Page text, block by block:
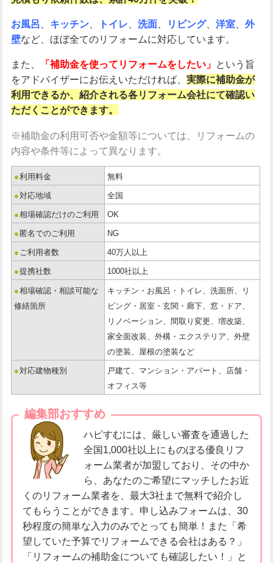
お風呂 キッチン、 トイレ 洗面、 リビング、 洋室、 外
壁など、ほぼ全てのリフォームに対応しています。
また、 「補助金を使ってリフォームをしたい」 という旨
をアドバイザーにお伝えいただければ、 実際に補助金が
利用できるか、紹介される各リフォーム会社にて確認い
ただくことができます。
※補助金の利用可否や金額等については、リフォームの
内容や条件等によって異なります。
●利用料金 無料
●対応地域 全国
●相場確認だけのご利用 OK
● 匿名でのご利用 NG
● ご利用者数 40万人以上
●提携社数 1000社以上
●相場確認・相談可能な
修繕箇所
キッチン・お風呂・トイレ、洗面所、リ
ビング・居室・玄関・廊下、窓・ドア、
リノベーション、間取り変更、増改築、
家全面改装、外構・エクステリア、外壁
の塗装、屋根の塗装など
●対応建物種別
戸建て、マンション・アパート、店舗・
オフィス等
編集部おすすめ
ハピすむには、厳しい審査を通過した
全国1,000社以上にものぼる優良リフ
ォーム業者が加盟しており、その中か
ら、あなたのご希望にマッチしたお近
くのリフォーム業者を、最大3社まで無料で紹介し
てもらうことができます。申し込みフォームは、30
秒程度の簡単な入力のみでとっても簡単！また「希
望していた予算でリフォームできる会社はある？」
「リフォームの補助金についても確認したい！」と